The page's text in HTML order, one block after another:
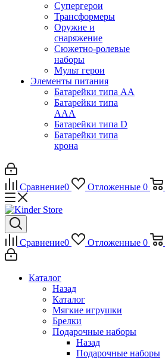
Супергерои
Трансформеры
Оружие и
снаряжение
Сюжетно-ролевые
наборы
Мульт герои
Элементы питания
Батарейки типа АА
Батарейки типа
ААА
Батарейки типа D
Батарейки типа
крона
Сравнение0 Отложенные 0
Сравнение0 Отложенные 0
Каталог
Назад
Каталог
Мягкие игрушки
Брелки
Подарочные наборы
Назад
Подарочные наборы